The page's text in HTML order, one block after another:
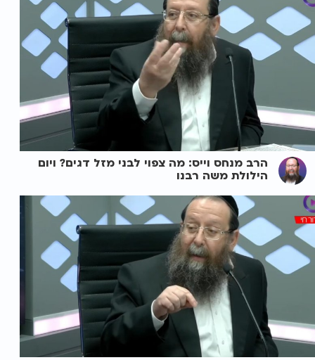
הרב מנחס וייס: מה צפוי לבני מזל דגים? ויום
הילולת משה רבנו